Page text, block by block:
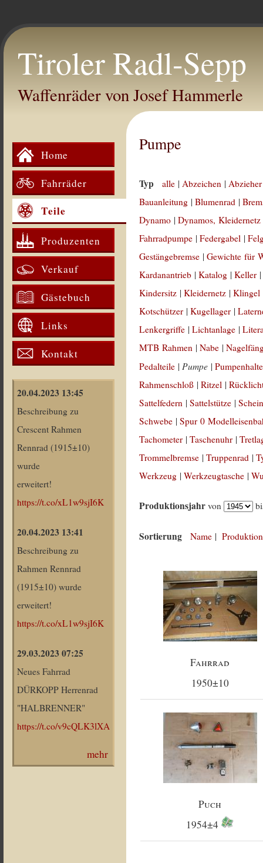
Tiroler Radl-Sepp
Waffenräder von Josef Hammerle
Home
Fahrräder
Teile
Produzenten
Verkauf
Gästebuch
Links
Kontakt
20.04.2023 13:45
Beschreibung zu
Crescent Rahmen
Rennrad (1915±10)
wurde
erweitert!
https://t.co/xL1w9sjI6K
20.04.2023 13:41
Beschreibung zu
Rahmen Rennrad
(1915±10) wurde
erweitert!
https://t.co/xL1w9sjI6K
29.03.2023 07:25
Neues Fahrrad
DÜRKOPP Herrenrad
"HALBRENNER"
https://t.co/v9cQLK3lXA
mehr
Pumpe
Typ alle |Abzeichen |
Bauanleitung |Blumenrad |
Dynamo |Dynamos, Kleidernetz
Fahrradpumpe |Federgabel |
Gestängebremse |Gewichte für
Kardanantrieb |Katalog |Keller
Kindersitz |Kleidernetz |Klingel
Kotschützer |Kugellager |
Lenkergriffe |Lichtanlage |
MTB Rahmen |Nabe |
Pedalteile |Pumpe |
Rahmenschloß |Ritzel |
Sattelfedern |Sattelstütze |
Schwebe |Spur 0
Tachometer |Taschenuhr |
Trommelbremse |Truppenrad |
Werkzeug |Werkzeugtasche |
Produktionsjahr von
Sortierung Name |
Fahrrad
1950±10
Puch
1954±4